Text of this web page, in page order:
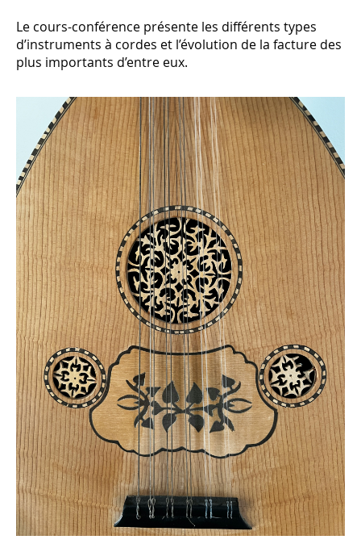
Le cours-conférence présente les différents types
d’instruments à cordes et l’évolution de la facture des
plus importants d’entre eux.